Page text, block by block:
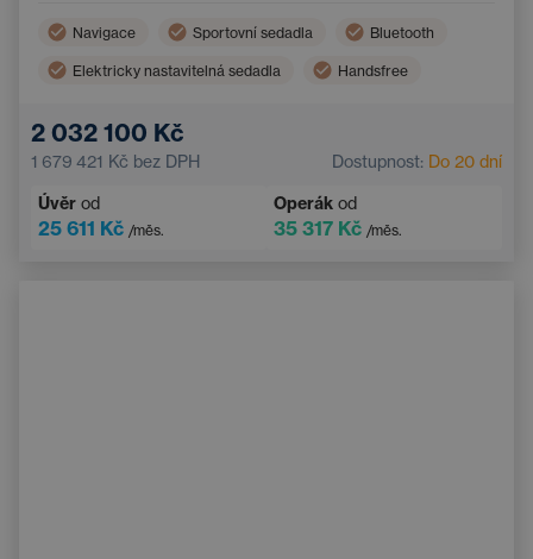
Navigace Sportovní sedadla Bluetooth
Elektricky nastavitelná sedadla Handsfree
2 032 100 Kč
1 679 421 Kč bez DPH Dostupnost: Do 20 dní
Úvěr od
25 611 Kč /měs.
Operák od
35 317 Kč /měs.